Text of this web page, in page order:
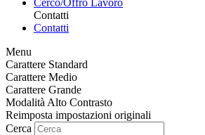
Contatti
Contatti
Menu
Carattere Standard
Carattere Medio
Carattere Grande
Modalità Alto Contrasto
Reimposta impostazioni originali
Cerca